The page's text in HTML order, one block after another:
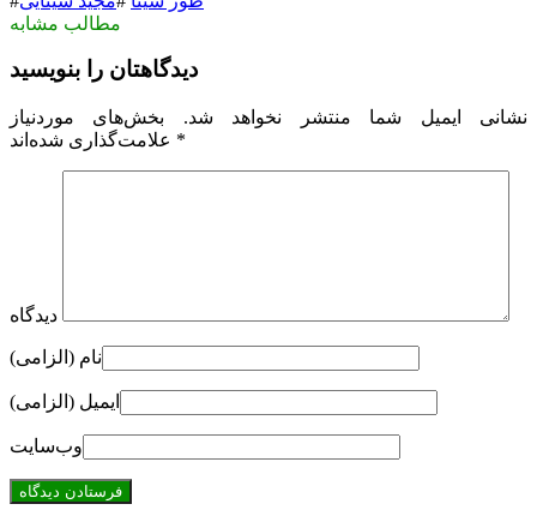
مطالب مشابه
دیدگاهتان را بنویسید
نشانی ایمیل شما منتشر نخواهد شد. بخش‌های موردنیاز
*
دیدگاه
نام (الزامی)
ایمیل (الزامی)
وب‌سایت